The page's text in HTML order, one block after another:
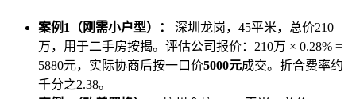
案例1（刚需小户型）：
深圳龙岗，45平米，总价210
万，用于二手房按揭。评估公司报价：210万 × 0.28% =
5880元，实际协商后按一口价5000元成交。折合费率约
千分之2.38。